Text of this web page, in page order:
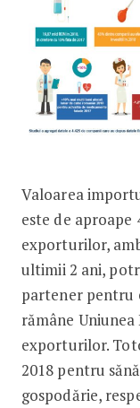
Valoarea
este de aproape
exporturilor,
ultimii 2 ani,
partener pentru
rămâne
exporturilor.
2018 pentru
gospodărie,